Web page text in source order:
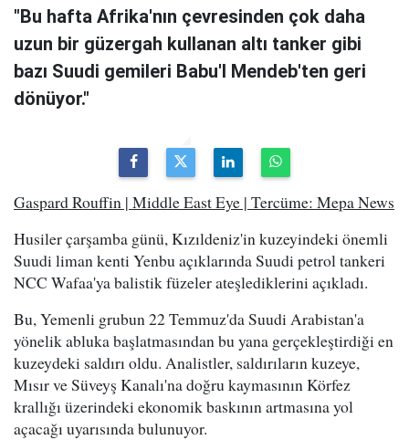
"Bu hafta Afrika'nın çevresinden çok daha
uzun bir güzergah kullanan altı tanker gibi
bazı Suudi gemileri Babu'l Mendeb'ten geri
dönüyor."
Gaspard Rouffin | Middle East Eye | Tercüme: Mepa News
Husiler çarşamba günü, Kızıldeniz'in kuzeyindeki önemli
Suudi liman kenti Yenbu açıklarında Suudi petrol tankeri
NCC Wafaa'ya balistik füzeler ateşlediklerini açıkladı.
Bu, Yemenli grubun 22 Temmuz'da Suudi Arabistan'a
yönelik abluka başlatmasından bu yana gerçekleştirdiği en
kuzeydeki saldırı oldu. Analistler, saldırıların kuzeye,
Mısır ve Süveyş Kanalı'na doğru kaymasının Körfez
krallığı üzerindeki ekonomik baskının artmasına yol
açacağı uyarısında bulunuyor.